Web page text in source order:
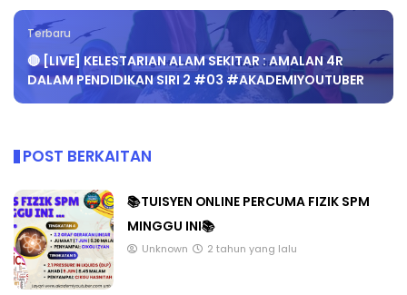
Terbaru
🔴 [LIVE] KELESTARIAN ALAM SEKITAR : AMALAN 4R
DALAM PENDIDIKAN SIRI 2 #03 #AKADEMIYOUTUBER
POST BERKAITAN
📚TUISYEN ONLINE PERCUMA FIZIK SPM
MINGGU INI📚
Unknown 2 tahun yang lalu